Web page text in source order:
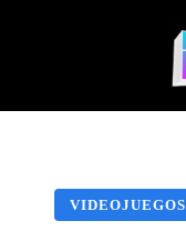
VIDEOJUEGOS